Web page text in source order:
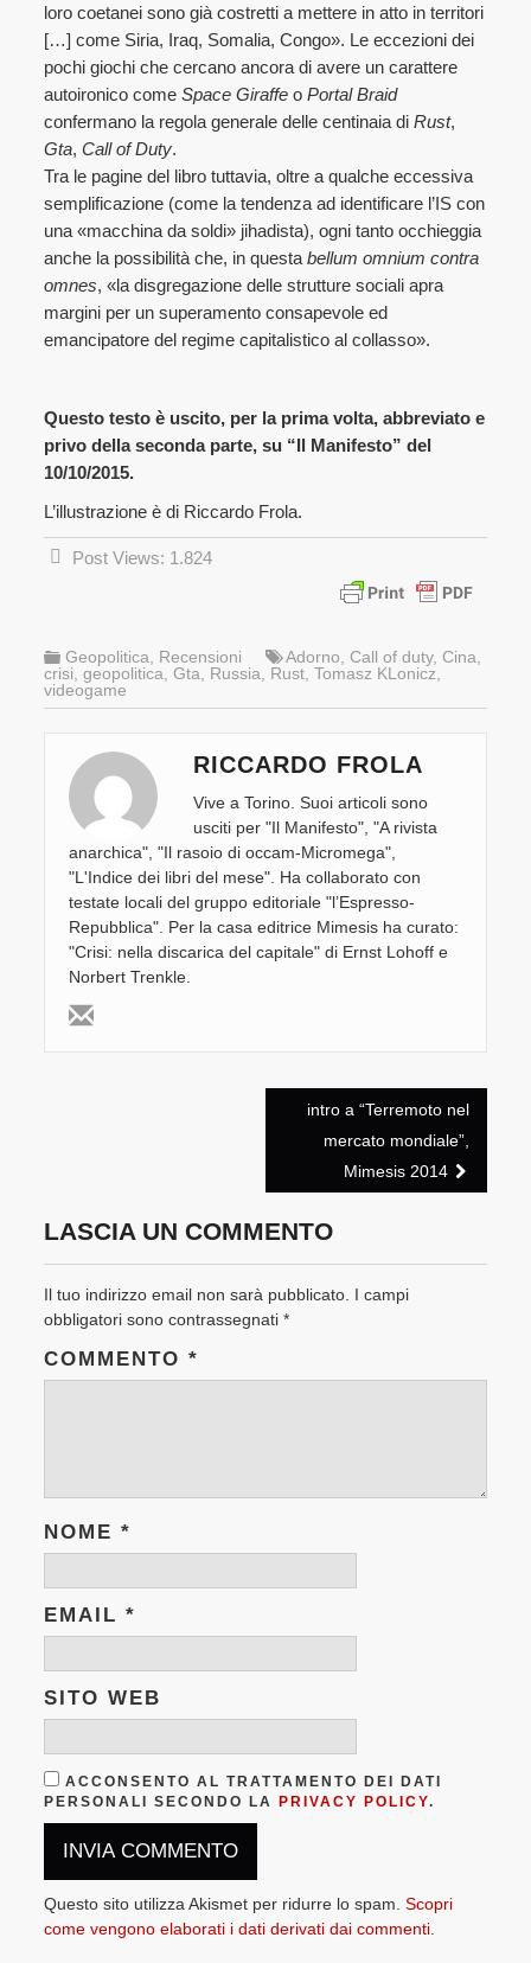
loro coetanei sono già costretti a mettere in atto in territori
[…] come Siria, Iraq, Somalia, Congo». Le eccezioni dei
pochi giochi che cercano ancora di avere un carattere
autoironico comeSpace GiraffeoPortal Braid
confermano la regola generale delle centinaia diRust,
Gta,Call of Duty.
Tra le pagine del libro tuttavia, oltre a qualche eccessiva
semplificazione (come la tendenza ad identificare l’IS con
una «macchina da soldi» jihadista), ogni tanto occhieggia
anche la possibilità che, in questa bellum omnium contra
omnes, «la disgregazione delle strutture sociali apra
margini per un superamento consapevole ed
emancipatore del regime capitalistico al collasso».
Questo testo è uscito, per la prima volta, abbreviato e
privo della seconda parte, su “Il Manifesto” del
10/10/2015.
L’illustrazione è di Riccardo Frola.
Post Views: 1.824
Geopolitica Recensioni Adorno ,Call of duty,Cina
crisi ,geopolitica ,Gta Russia Rust ,Tomasz KLonicz
videogame
RICCARDO FROLA
Vive a Torino. Suoi articoli sono
usciti per "Il Manifesto", "A rivista
anarchica", "Il rasoio di occam-Micromega",
"L'Indice dei libri del mese". Ha collaborato con
testate locali del gruppo editoriale "l’Espresso-
Repubblica". Per la casa editrice Mimesis ha curato:
"Crisi: nella discarica del capitale" di Ernst Lohoff e
Norbert Trenkle.
intro a “Terremoto nel
mercato mondiale”,
Mimesis 2014
LASCIA UN COMMENTO
Il tuo indirizzo email non sarà pubblicato. I campi
obbligatori sono contrassegnati*
COMMENTO*
NOME*
EMAIL*
SITO WEB
ACCONSENTO AL TRATTAMENTO DEI DATI
PERSONALI SECONDO LA
PRIVACY POLICY.
Questo sito utilizza Akismet per ridurre lo spam.Scopri
come vengono elaborati i dati derivati dai commenti